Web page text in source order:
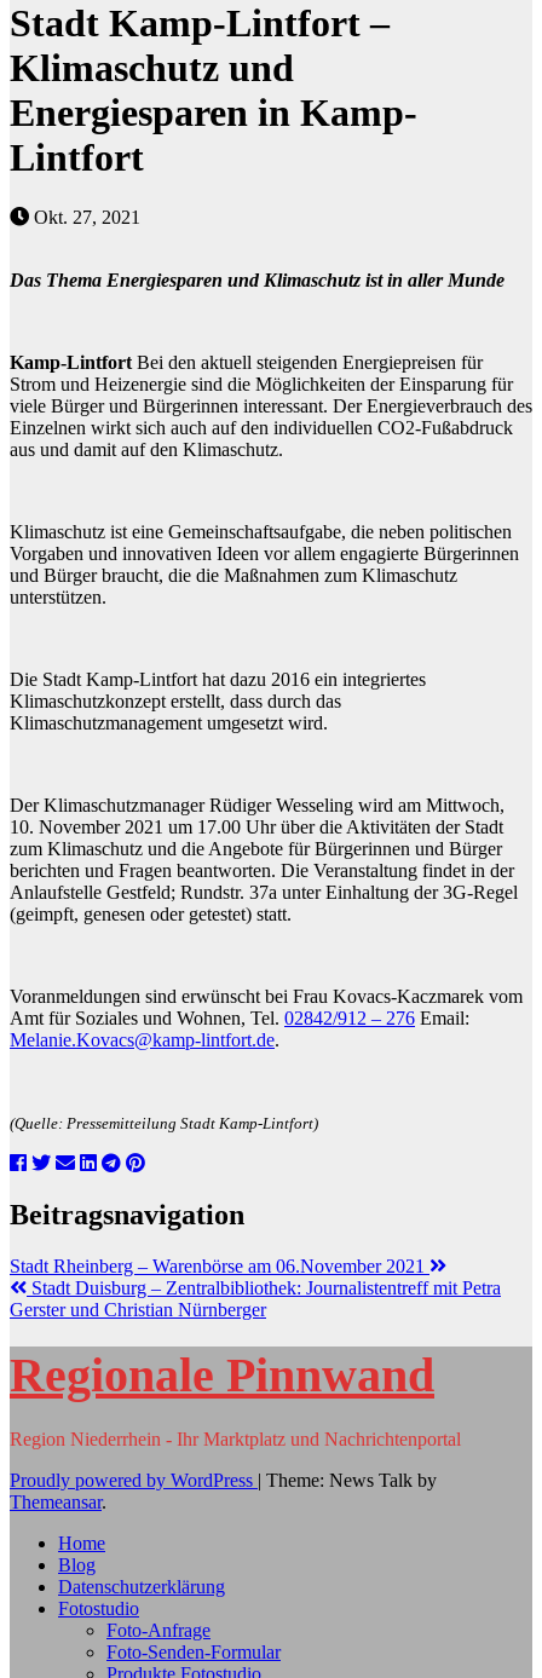
Stadt Kamp-Lintfort –
Klimaschutz und
Energiesparen in Kamp-
Lintfort
Okt. 27, 2021
Das Thema Energiesparen und Klimaschutz ist in aller Munde
Kamp-Lintfort Bei den aktuell steigenden Energiepreisen für
Strom und Heizenergie sind die Möglichkeiten der Einsparung für
viele Bürger und Bürgerinnen interessant. Der Energieverbrauch des
Einzelnen wirkt sich auch auf den individuellen CO2-Fußabdruck
aus und damit auf den Klimaschutz.
Klimaschutz ist eine Gemeinschaftsaufgabe, die neben politischen
Vorgaben und innovativen Ideen vor allem engagierte Bürgerinnen
und Bürger braucht, die die Maßnahmen zum Klimaschutz
unterstützen.
Die Stadt Kamp-Lintfort hat dazu 2016 ein integriertes
Klimaschutzkonzept erstellt, dass durch das
Klimaschutzmanagement umgesetzt wird.
Der Klimaschutzmanager Rüdiger Wesseling wird am Mittwoch,
10. November 2021 um 17.00 Uhr über die Aktivitäten der Stadt
zum Klimaschutz und die Angebote für Bürgerinnen und Bürger
berichten und Fragen beantworten. Die Veranstaltung findet in der
Anlaufstelle Gestfeld; Rundstr. 37a unter Einhaltung der 3G-Regel
(geimpft, genesen oder getestet) statt.
Voranmeldungen sind erwünscht bei Frau Kovacs-Kaczmarek vom
Amt für Soziales und Wohnen, Tel. 02842/912 – 276 Email:
Melanie.Kovacs@kamp-lintfort.de.
(Quelle: Pressemitteilung Stadt Kamp-Lintfort)
Beitragsnavigation
Stadt Rheinberg – Warenbörse am 06.November 2021
Stadt Duisburg – Zentralbibliothek: Journalistentreff mit Petra
Gerster und Christian Nürnberger
Regionale Pinnwand
Region Niederrhein - Ihr Marktplatz und Nachrichtenportal
Proudly powered by WordPress | Theme: News Talk by
Themeansar.
Home
Blog
Datenschutzerklärung
Fotostudio
Foto-Anfrage
Foto-Senden-Formular